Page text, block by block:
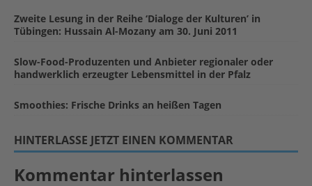
Zweite Lesung in der Reihe ‘Dialoge der Kulturen’ in
Tübingen: Hussain Al-Mozany am 30. Juni 2011
Slow-Food-Produzenten und Anbieter regionaler oder
handwerklich erzeugter Lebensmittel in der Pfalz
Smoothies: Frische Drinks an heißen Tagen
HINTERLASSE JETZT EINEN KOMMENTAR
Kommentar hinterlassen